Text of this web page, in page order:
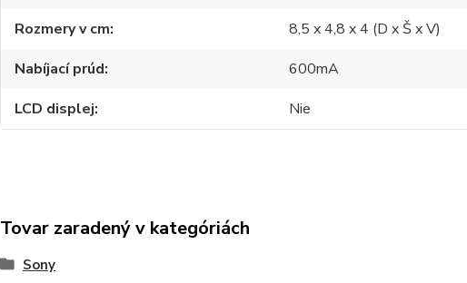
Rozmery v cm
8,5 x 4,8 x 4 (D x Š x V)
Nabíjací prúd
600mA
LCD displej
Nie
Tovar zaradený v kategóriách
Sony